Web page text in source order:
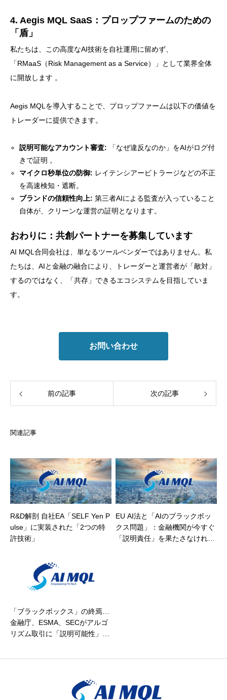
4. Aegis MQL SaaS：プロップファームのための
「盾」
私たちは、この高度なAI技術を自社運用に留めず、
「RMaaS（Risk Management as a Service）」として業界全体
に開放します 。
Aegis MQLを導入することで、プロップファームは以下の価値を
トレーダーに提供できます。
説明可能なアカウント審査: 「なぜ違反なのか」をAIがログ付
きで証明 。
マイクロ秒単位の防御: レイテンシアービトラージなどの不正
を高速検知・遮断。
ブランドの信頼性向上: 第三者AIによる監査が入っていること
自体が、クリーンな運営の証明となります。
おわりに：共創パートナーを募集しています
AI MQL合同会社は、単なるツールベンダーではありません。私
たちは、AIと金融の融合により、トレーダーと運営者が「敵対」
するのではなく、「共存」できるエコシステムを目指していま
す。
お問い合わせ
前の記事 次の記事
関連記事
R&D解剖 自社EA「SELF Yen P
ulse」に実装された「2つの特
許技術」
EU AI法と「AIのブラックボッ
クス問題」：金融機関が今すぐ
「説明責任」を果たさなければ
「ブラックボックス」の終焉…
金融庁、ESMA、SECがアルゴ
リズム取引に「説明可能性」を